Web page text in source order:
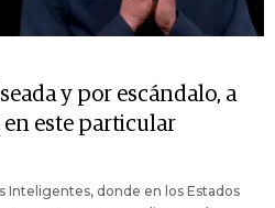
y por escándalo, a
en este particular
Inteligentes, donde en los Estados